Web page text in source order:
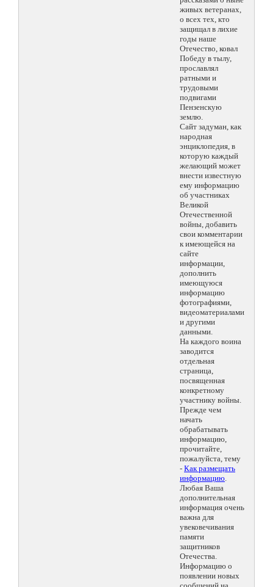
живых ветеранах,
о всех тех, кто
защищал в лихие
годы наше
Отечество, ковал
Победу в тылу,
прославлял
ратными и
трудовыми
подвигами
Пензенскую
землю.
Сайт задуман, как
народная
энциклопедия, в
которую каждый
желающий может
внести известную
ему информацию
об участниках
Великой
Отечественной
войны, добавить
свои комментарии
к имеющейся на
сайте
информации,
дополнить
имеющуюся
информацию
фотографиями,
видеоматериалами
и другими
данными.
На каждого воина
заводится
отдельная
страница,
посвященная
конкретному
участнику войны.
Прежде чем
начать
обрабатывать
информацию,
прочитайте,
пожалуйста, тему
- Как размещать
информацию.
Любая Ваша
дополнительная
информация очень
важна для
увековечивания
памяти
защитников
Отечества.
Информацию о
появлении новых